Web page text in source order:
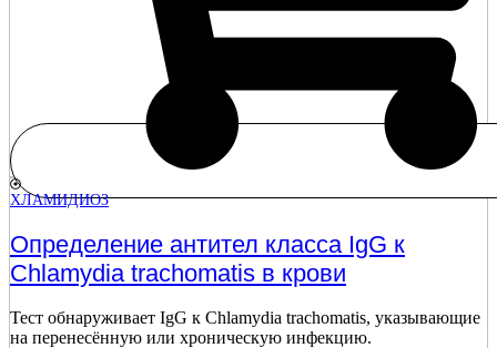
ХЛАМИДИОЗ
Определение антител класса IgG к
Chlamydia trachomatis в крови
Тест обнаруживает IgG к Chlamydia trachomatis, указывающие
на перенесённую или хроническую инфекцию.